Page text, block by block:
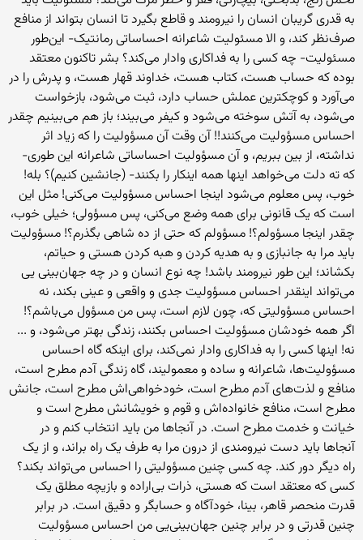
به قدری گریبان انسان را نیرومند و قاطع بگیرد تا انسان بتواند از منافع
صرف‌‌نظر کند، و الا مسئولیت شاعرانه احساساتی رمانتیک- این‌طور
مسئولیت- چه کسی را به فداکاری وادار می‌کند؟ بشر تاکنون معتقد
بوده که حساب هست، کتاب هست، خداوند قهار هست، و پدرش را در
می‌آورد و کوچکترین عملش حساب دارد، ثبت می‌شود، بازخواست
می‌شود، به آتش سوخته می‌شود و کیفر می‌بیند؛ باز هم می‌بینیم چقدر
احساس مسؤولیت می‌کنند!! آن وقت آن مسؤولیت را که زیاد اثر
نداشته، از بین ببریم، و آن مسؤولیت احساساتی شاعرانه این طوری-
که ته دلت می‌خواهد اینها همه اینکار را بکنند- (جانشین کنیم)؟ بله!
خوب، پس معلوم می‌شود اینجا احساس مسؤولیت می‌کنی! مثل این
است که یک قانونی برای همه وضع می‌کنی، پس مسؤولی؛ خیلی خوب،
چقدر اینجا مسؤولم؟! مسؤولم که حتی از ده شاهی بگذرم؟! مسؤولیت
باید مرا به جانبازی و به هدیه کردن و هبه کردن هستی و حیاتم،
بکشاند؛ این طور نیرومند باشد! چه نوع انسان و در چه جهان‌بینی یی
می‌تواند اینقدر احساس مسؤولیت جدی و واقعی و عینی بکند، نه
احساس مسؤولیتی که، چون لازم است، پس من مسؤول می‌باشم؟!
اگر همه خودشان مسؤولیت احساس بکنند، زندگی بهتر می‌شود، و ...
نه! اینها کسی را به فداکاری وادار نمی‌کند، برای اینکه گاه احساس
مسؤولیت‌ها، شاعرانه و ساده و معمولیند، گاه زندگی آدم مطرح است،
منافع و لذت‌های آدم مطرح است، خودخواهی‌اش مطرح است، جانش
مطرح است، منافع خانواده‌اش و قوم و خویشانش مطرح است و
خیانت و خدمت مطرح است. در آنجاها من باید انتخاب کنم و در
آنجاها باید دست نیرومندی از درون مرا به طرف یک راه براند، و از یک
راه دیگر دور کند. چه کسی چنین مسؤولیتی را احساس می‌تواند بکند؟
کسی که معتقد است که هستی، ذرات بی‌اراده و بازیچه مطلق یک
قدرت منحصر قاهر، بینا، خودآگاه و حسابگر و دقیق است. در برابر
چنین قدرتی و در برابر چنین جهان‌بینی‌یی من احساس مسؤولیت